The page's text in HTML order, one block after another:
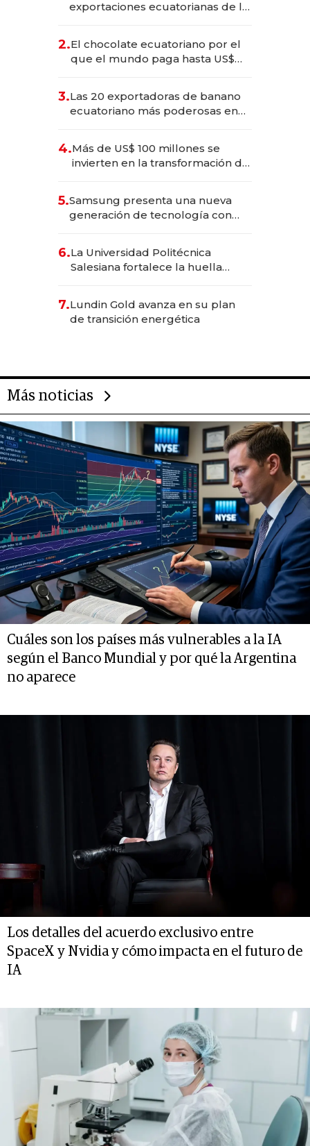
exportaciones ecuatorianas de la
2.El chocolate ecuatoriano por el
que el mundo paga hasta US$
3.Las 20 exportadoras de banano
ecuatoriano más poderosas en
4.Más de US$ 100 millones se
invierten en la transformación de
5.Samsung presenta una nueva
generación de tecnología con
6.La Universidad Politécnica
Salesiana fortalece la huella
7.Lundin Gold avanza en su plan
de transición energética
Más noticias
Cuáles son los países más vulnerables a la IA
según el Banco Mundial y por qué la Argentina
no aparece
Los detalles del acuerdo exclusivo entre
SpaceX y Nvidia y cómo impacta en el futuro de
IA